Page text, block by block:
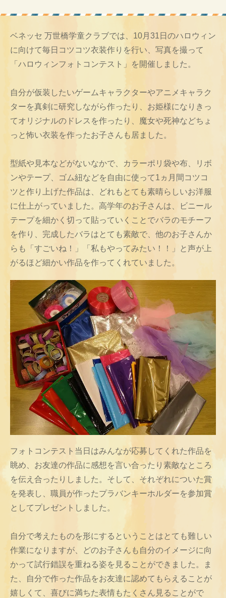
ベネッセ 万世橋学童クラブでは、10月31日のハロウィン
に向けて毎日コツコツ衣装作りを行い、写真を撮って
「ハロウィンフォトコンテスト」を開催しました。
自分が仮装したいゲームキャラクターやアニメキャラク
ターを真剣に研究しながら作ったり、お姫様になりきっ
てオリジナルのドレスを作ったり、魔女や死神などちょ
っと怖い衣装を作ったお子さんも居ました。
型紙や見本などがないなかで、カラーポリ袋や布、リボ
ンやテープ、ゴム紐などを自由に使って1ヵ月間コツコ
ツと作り上げた作品は、どれもとても素晴らしいお洋服
に仕上がっていました。高学年のお子さんは、ビニール
テープを細かく切って貼っていくことでバラのモチーフ
を作り、完成したバラはとても素敵で、他のお子さんか
らも「すごいね！」「私もやってみたい！！」と声が上
がるほど細かい作品を作ってくれていました。
フォトコンテスト当日はみんなが応募してくれた作品を
眺め、お友達の作品に感想を言い合ったり素敵なところ
を伝え合ったりしました。そして、それぞれについた賞
を発表し、職員が作ったプラバンキーホルダーを参加賞
としてプレゼントしました。
自分で考えたものを形にするということはとても難しい
作業になりますが、どのお子さんも自分のイメージに向
かって試行錯誤を重ねる姿を見ることができました。ま
た、自分で作った作品をお友達に認めてもらえることが
嬉しくて、喜びに満ちた表情もたくさん見ることがで